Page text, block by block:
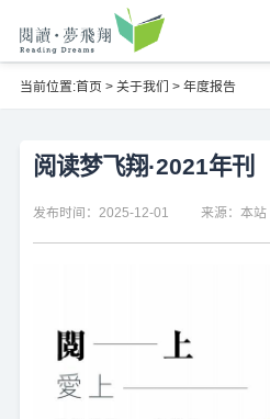
当前位置:首页 > 关于我们 > 年度报告
阅读梦飞翔·2021年刊
发布时间：2025-12-01 来源：本站